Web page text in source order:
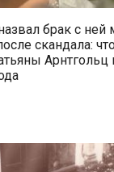
брак с ней
скандала:
Арнтгольц